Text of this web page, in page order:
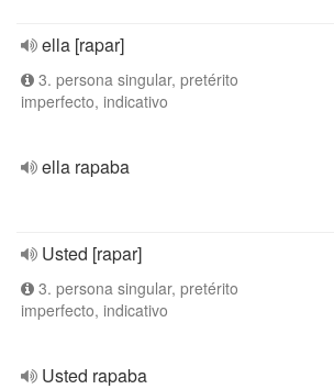
ella [rapar]
3. persona singular, pretérito
imperfecto, indicativo
ella rapaba
Usted [rapar]
3. persona singular, pretérito
imperfecto, indicativo
Usted rapaba